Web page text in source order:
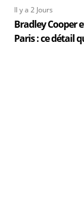
Il y a 2 Jours
Bradley Cooper
Paris : ce détail